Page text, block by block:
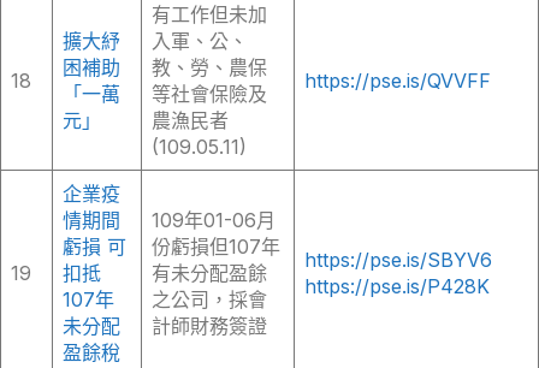
18
擴大紓
困補助
「一萬
元」
有工作但未加
入軍、公、
教、勞、農保
等社會保險及
農漁民者
(109.05.11)
https://pse.is/QVVFF
19
企業疫
情期間
虧損 可
扣抵
107年
未分配
盈餘稅
109年01-06月
份虧損但107年
有未分配盈餘
之公司，採會
計師財務簽證
https://pse.is/SBYV6
https://pse.is/P428K